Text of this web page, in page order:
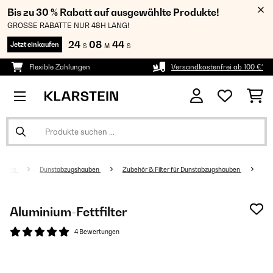
Bis zu 30 % Rabatt auf ausgewählte Produkte!
GROSSE RABATTE NUR 48H LANG!
Jetzt einkaufen 24 S 08 M 43 S
Flexible Zahlungen Versandkostenfrei ab 100 €*
Dunstabzugshauben Zubehör & Filter für Dunstabzugshauben
Aluminium-Fettfilter
4 Bewertungen